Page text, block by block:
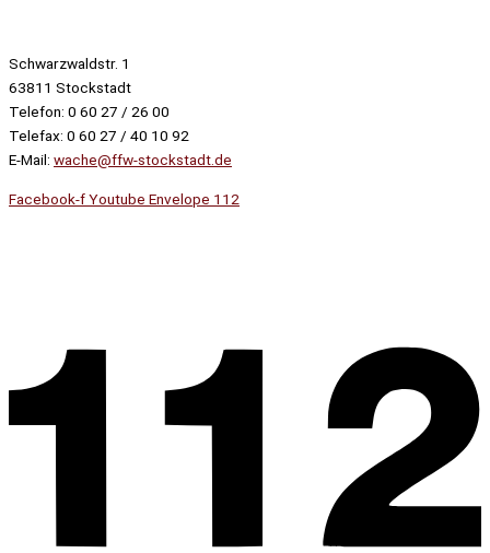
Schwarzwaldstr. 1
63811 Stockstadt
Telefon: 0 60 27 / 26 00
Telefax: 0 60 27 / 40 10 92
E-Mail: wache@ffw-stockstadt.de
Facebook-fYoutube Envelope 112